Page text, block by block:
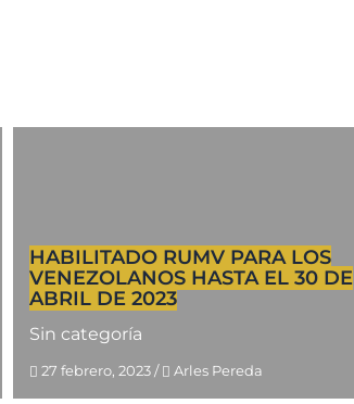
HABILITADO RUMV PARA LOS
VENEZOLANOS HASTA EL 30 DE
ABRIL DE 2023
Sin categoría
27 febrero, 2023/ Arles Pereda